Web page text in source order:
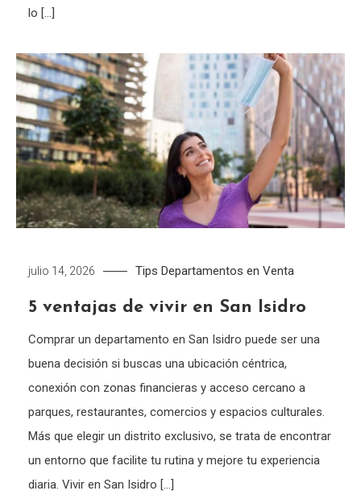
lo […]
julio 14, 2026 Tips Departamentos en Venta
5 ventajas de vivir en San Isidro
Comprar un departamento en San Isidro puede ser una
buena decisión si buscas una ubicación céntrica,
conexión con zonas financieras y acceso cercano a
parques, restaurantes, comercios y espacios culturales.
Más que elegir un distrito exclusivo, se trata de encontrar
un entorno que facilite tu rutina y mejore tu experiencia
diaria. Vivir en San Isidro […]